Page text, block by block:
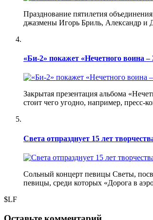
Празднование пятилетия
джазмены Игорь Бриль, Александр
«Би-2» покажет «Нечетного воина –
Закрытая презентация альбома
стоит чего угодно, например, пресс-
Света отпразднует 15 лет
Сольный концерт певицы Светы,
певицы, среди которых «Дорога в
$LF